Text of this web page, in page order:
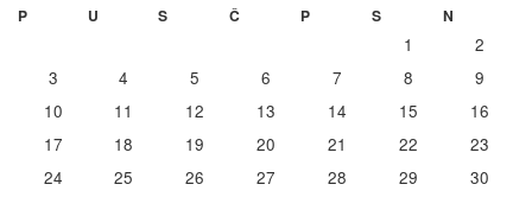
P
U S Č P S N
1
2
3
4 5 6 7 8
9
10
11 12 13 14 15
16
17
18 19 20 21 22
23
24
25 26 27 28 29
30